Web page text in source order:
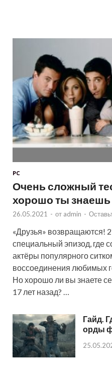
PC
Очень сложный
хорошо ты знаешь
26.05.2021 - от admin -
«Друзья» возвращаются!
специальный эпизод, где
актёры популярного
воссоединения любимых
Но хорошо ли вы знаете
17 лет назад? …
Гайд.
орды